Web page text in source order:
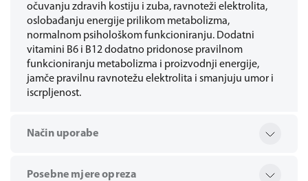
očuvanju zdravih kostiju i zuba, ravnoteži elektrolita,
oslobađanju energije prilikom metabolizma,
normalnom psihološkom funkcioniranju. Dodatni
vitamini B6 i B12 dodatno pridonose pravilnom
funkcioniranju metabolizma i proizvodnji energije,
jamče pravilnu ravnotežu elektrolita i smanjuju umor i
iscrpljenost.
Način uporabe
Posebne mjere opreza